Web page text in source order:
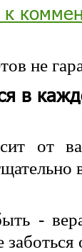
не
в
от
-